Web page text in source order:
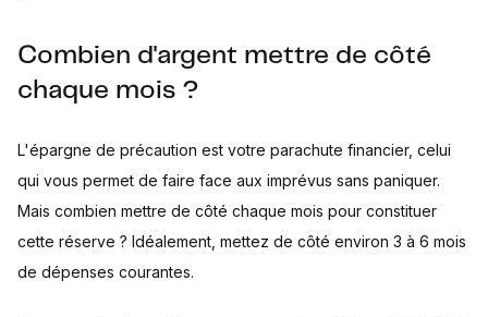
Combien d'argent mettre de côté
chaque mois ?
L'épargne de précaution est votre parachute financier, celui
qui vous permet de faire face aux imprévus sans paniquer.
Mais combien mettre de côté chaque mois pour constituer
cette réserve ? Idéalement, mettez de côté environ 3 à 6 mois
de dépenses courantes.